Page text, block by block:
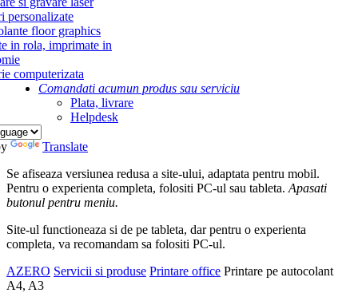
personalizate
floor graphics
in rola, imprimate in
computerizata
Comandati acumun produs sau serviciu
Plata, livrare
Helpdesk
Translate
Se afiseaza versiunea redusa a site-ului, adaptata pentru mobil.
Pentru o experienta completa, folositi PC-ul sau tableta. Apasati
butonul pentru meniu.
Site-ul functioneaza si de pe tableta, dar pentru o experienta
completa, va recomandam sa folositi PC-ul.
AZERO Servicii si produse Printare office Printare pe autocolant
A4, A3